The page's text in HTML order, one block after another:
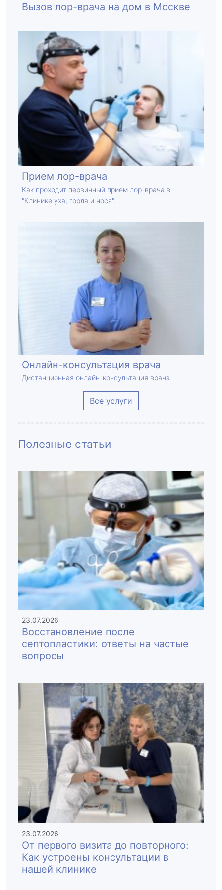
Вызов лор-врача на дом в Москве
Прием лор-врача
Как проходит первичный прием лор-врача в
"Клинике уха, горла и носа".
Онлайн-консультация врача
Дистанционная онлайн-консультация врача.
Все услуги
Полезные статьи
23.07.2026
Восстановление после
септопластики: ответы на частые
вопросы
23.07.2026
От первого визита до повторного:
Как устроены консультации в
нашей клинике